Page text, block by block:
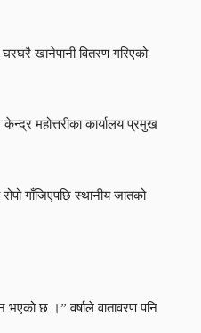
खानेपानी वितरण गरिएको
महोत्तरीका कार्यालय प्रमुख
गाँजिएपछि स्थानीय जातको
छ ।” वर्षाले वातावरण पनि